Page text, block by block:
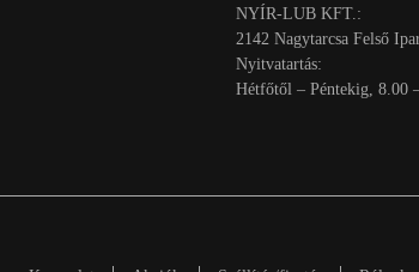
NYÍR-LUB KFT.:
2142 Nagytarcsa Felső
Nyitvatartás:
Hétfőtől – Péntekig, 8.00